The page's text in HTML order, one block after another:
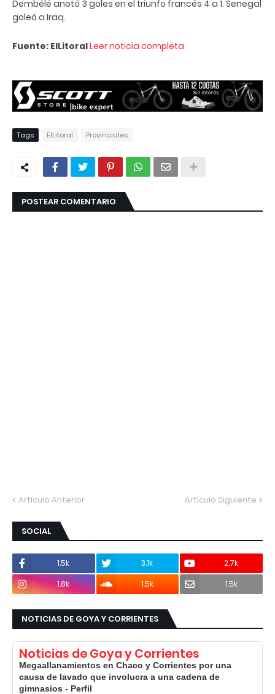
Dembélé anotó 3 goles en el triunfo francés 4 a 1. Senegal
goleó a Iraq.
Fuente: ElLitoralLeer noticia completa
Tags ElLitoral Provinciales
POSTEAR COMENTARIO
Artículo Anterior Artículo Siguiente
SOCIAL
1.5k 3.1k
2.7k
1.8k
1.5k 1.5k
NOTICIAS DE GOYA Y CORRIENTES
Noticias de Goya y Corrientes
Megaallanamientos en Chaco y Corrientes por una
causa de lavado que involucra a una cadena de
gimnasios - Perfil